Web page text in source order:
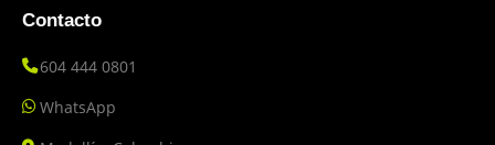
Contacto
604 444 0801
WhatsApp